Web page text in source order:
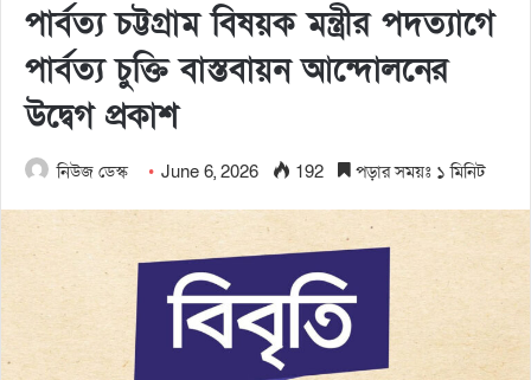
পার্বত্য চট্টগ্রাম বিষয়ক মন্ত্রীর পদত্যাগে
পার্বত্য চুক্তি বাস্তবায়ন আন্দোলনের
উদ্বেগ প্রকাশ
নিউজ ডেস্ক June 6, 2026 192 পড়ার সময়ঃ ১ মিনিট